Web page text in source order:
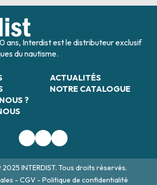
ans, Interdist est le distributeur exclusif
du nautisme.
?
ACTUALITÉS
NOTRE CATALOGUE
INTERDIST. Tous droits réservés.
- CGV - Politique de confidentialité